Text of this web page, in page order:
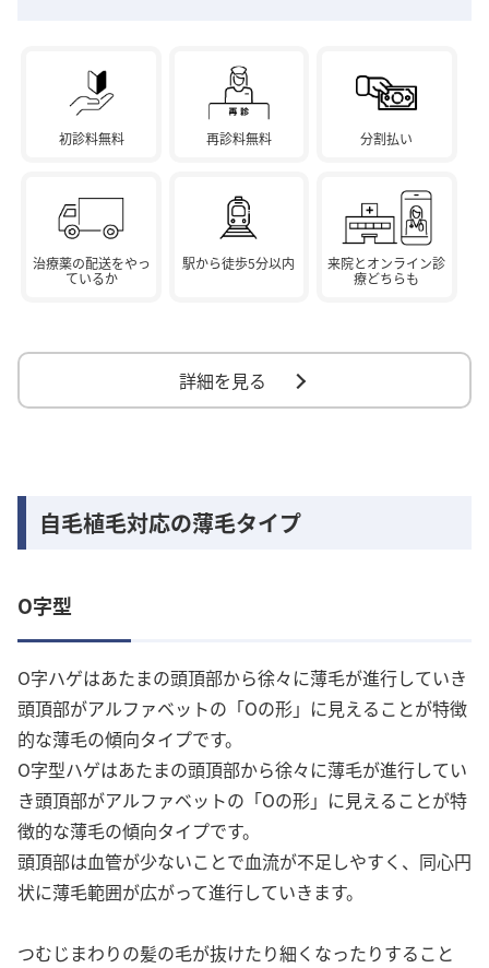
初診料無料 再診料無料 分割払い
治療薬の配送をやっ
ているか
駅から徒歩5分以内
来院とオンライン診
療どちらも
詳細を見る
自毛植毛対応の薄毛タイプ
O字型
O字ハゲはあたまの頭頂部から徐々に薄毛が進行していき
頭頂部がアルファベットの「Oの形」に見えることが特徴
的な薄毛の傾向タイプです。
O字型ハゲはあたまの頭頂部から徐々に薄毛が進行してい
き頭頂部がアルファベットの「Oの形」に見えることが特
徴的な薄毛の傾向タイプです。
頭頂部は血管が少ないことで血流が不足しやすく、同心円
状に薄毛範囲が広がって進行していきます。
つむじまわりの髪の毛が抜けたり細くなったりすること